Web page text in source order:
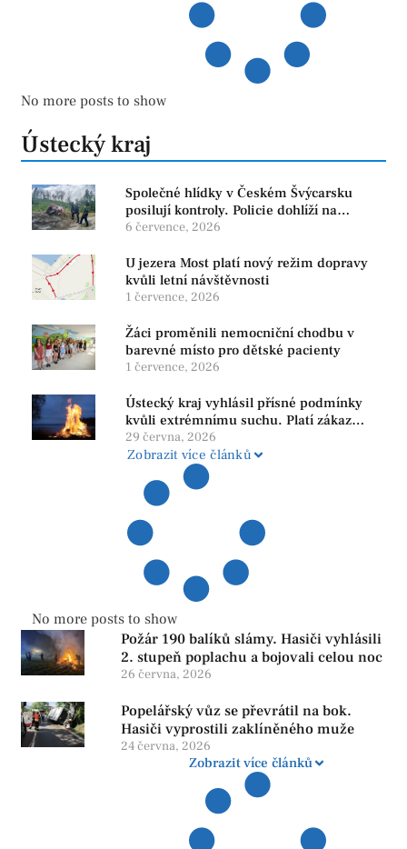
No more posts to show
Ústecký kraj
Společné hlídky v Českém Švýcarsku
posilují kontroly. Policie dohlíží na
bezpečnost i ochranu přírody
6 července, 2026
U jezera Most platí nový režim dopravy
kvůli letní návštěvnosti
1 července, 2026
Žáci proměnili nemocniční chodbu v
barevné místo pro dětské pacienty
1 července, 2026
Ústecký kraj vyhlásil přísné podmínky
kvůli extrémnímu suchu. Platí zákaz
ohňů i pyrotechniky
29 června, 2026
Zobrazit více článků
No more posts to show
Požár 190 balíků slámy. Hasiči vyhlásili
2. stupeň poplachu a bojovali celou noc
26 června, 2026
Popelářský vůz se převrátil na bok.
Hasiči vyprostili zaklíněného muže
24 června, 2026
Zobrazit více článků